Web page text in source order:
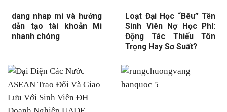
dang nhap mi và hướng
dẫn tạo tài khoản Mi
nhanh chóng
Loạt Đại Học “Bêu” Tên
Sinh Viên Nợ Học Phí:
Động Tác Thiếu Tôn
Trọng Hay Sơ Suất?